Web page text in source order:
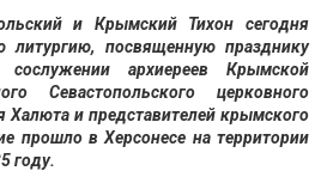
и Крымский Тихон сегодня
литургию, посвященную празднику
архиереев Крымской
Севастопольского церковного
Халюта и представителей крымского
прошло в Херсонесе на территории
году.